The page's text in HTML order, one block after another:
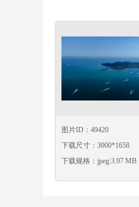
图片ID：49420
下载尺寸：3000*1658
下载规格：jpeg:3.97 MB